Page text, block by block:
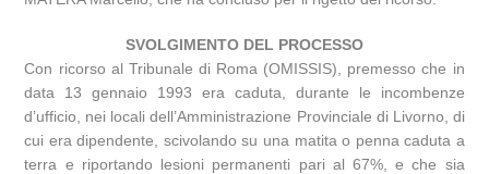
SVOLGIMENTO DEL PROCESSO
Con ricorso al Tribunale di Roma (OMISSIS), premesso che in
data 13 gennaio 1993 era caduta, durante le incombenze
d’ufficio, nei locali dell’Amministrazione Provinciale di Livorno, di
cui era dipendente, scivolando su una matita o penna caduta a
terra e riportando lesioni permanenti pari al 67%, e che sia